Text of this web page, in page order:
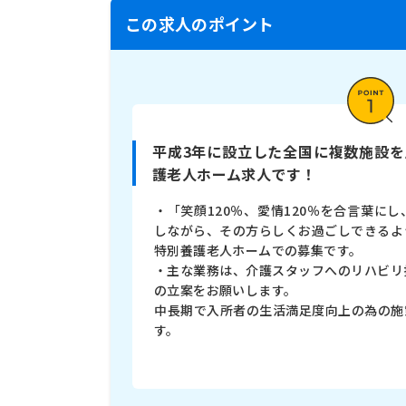
この求人のポイント
平成3年に設立した全国に複数施設
護老人ホーム求人です！
・「笑顔120％、愛情120％を合言葉に
しながら、その方らしくお過ごしできる
特別養護老人ホームでの募集です。
・主な業務は、介護スタッフへのリハビ
の立案をお願いします。
中長期で入所者の生活満足度向上の為の
す。